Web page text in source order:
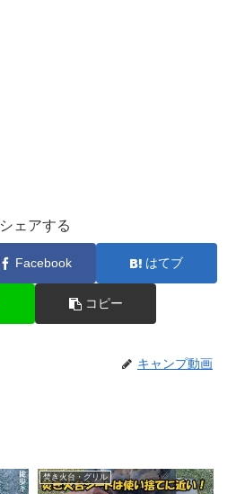
シェアする
Facebook はてブ
コピー
キャンプ動画
焚き火台・グリル